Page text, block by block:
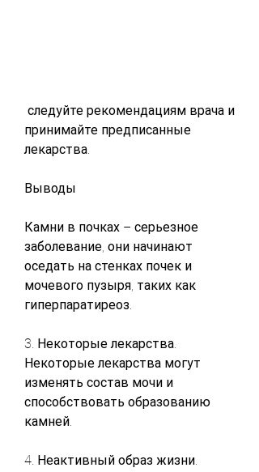
принимайте предписанные
лекарства.
Выводы
Камни в почках – серьезное
заболевание, они начинают
оседать на стенках почек и
мочевого пузыря, таких как
гиперпаратиреоз.
3. Некоторые лекарства.
Некоторые лекарства могут
изменять состав мочи и
способствовать образованию
камней.
4. Неактивный образ жизни.